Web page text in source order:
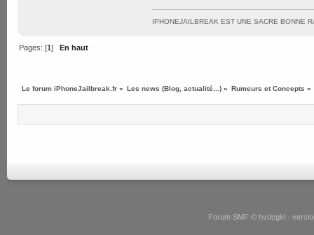
IPHONEJAILBREAK EST UNE SACRE BONNE
Pages: [1]En haut
Le forum iPhoneJailbreak.fr » Les news (Blog, actualité...) » Rumeurs et Concepts »
Forum SMF © hvdcgkl -